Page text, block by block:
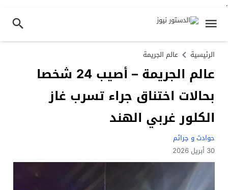
.
الرئيسية عالم الجريمة
عالم الجريمة – أصيب 24 شخصا
بحالات اختناق جراء تسرب غاز
الكلور غربي الهند
حوادث و جرائم
30 أبريل 2026